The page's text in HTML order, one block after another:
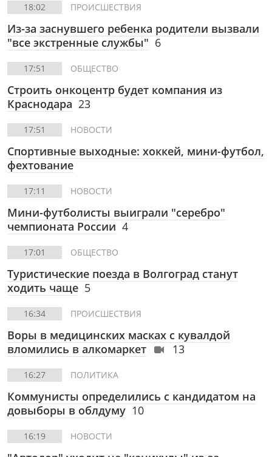
18:02 ПРОИСШЕСТВИЯ
Из-за заснувшего ребенка родители вызвали
"все экстренные службы" 6
17:51 ОБЩЕСТВО
Строить онкоцентр будет компания из
Краснодара 23
17:51 НОВОСТИ
Спортивные выходные: хоккей, мини-футбол,
фехтование
17:11 НОВОСТИ
Мини-футболисты выиграли "серебро"
чемпионата России 4
17:01 ОБЩЕСТВО
Туристические поезда в Волгоград станут
ходить чаще 5
16:34 ПРОИСШЕСТВИЯ
Воры в медицинских масках с кувалдой
вломились в алкомаркет
13
16:27 ПОЛИТИКА
Коммунисты определились с кандидатом на
довыборы в облдуму 10
16:19 НОВОСТИ